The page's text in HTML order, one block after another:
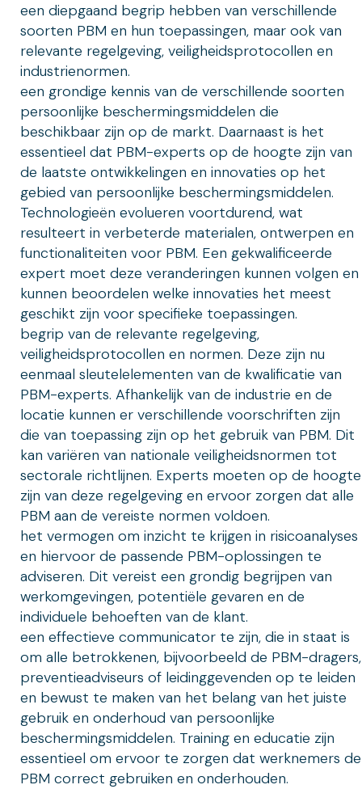
een diepgaand begrip hebben van verschillende
soorten PBM en hun toepassingen, maar ook van
relevante regelgeving, veiligheidsprotocollen en
industrienormen.
een grondige kennis van de verschillende soorten
persoonlijke beschermingsmiddelen die
beschikbaar zijn op de markt. Daarnaast is het
essentieel dat PBM-experts op de hoogte zijn van
de laatste ontwikkelingen en innovaties op het
gebied van persoonlijke beschermingsmiddelen.
Technologieën evolueren voortdurend, wat
resulteert in verbeterde materialen, ontwerpen en
functionaliteiten voor PBM. Een gekwalificeerde
expert moet deze veranderingen kunnen volgen en
kunnen beoordelen welke innovaties het meest
geschikt zijn voor specifieke toepassingen.
begrip van de relevante regelgeving,
veiligheidsprotocollen en normen. Deze zijn nu
eenmaal sleutelelementen van de kwalificatie van
PBM-experts. Afhankelijk van de industrie en de
locatie kunnen er verschillende voorschriften zijn
die van toepassing zijn op het gebruik van PBM. Dit
kan variëren van nationale veiligheidsnormen tot
sectorale richtlijnen. Experts moeten op de hoogte
zijn van deze regelgeving en ervoor zorgen dat alle
PBM aan de vereiste normen voldoen.
het vermogen om inzicht te krijgen in risicoanalyses
en hiervoor de passende PBM-oplossingen te
adviseren. Dit vereist een grondig begrijpen van
werkomgevingen, potentiële gevaren en de
individuele behoeften van de klant.
een effectieve communicator te zijn, die in staat is
om alle betrokkenen, bijvoorbeeld de PBM-dragers,
preventieadviseurs of leidinggevenden op te leiden
en bewust te maken van het belang van het juiste
gebruik en onderhoud van persoonlijke
beschermingsmiddelen. Training en educatie zijn
essentieel om ervoor te zorgen dat werknemers de
PBM correct gebruiken en onderhouden.